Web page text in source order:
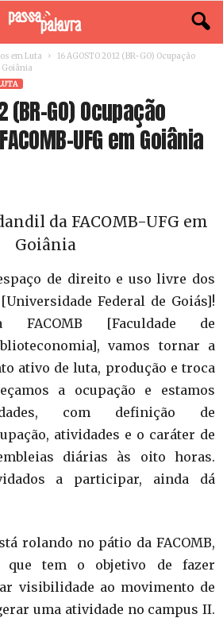
em Luta
16 AGOSTO 2012 (BR-GO) Ocupação
Goiânia
(BR-GO) Ocupação
UFG em Goiânia
da FACOMB-UFG em
Goiânia
de direito e uso livre dos
Federal de Goiás]!
FACOMB [Faculdade de
vamos tornar a
ativo de luta, produção e troca
a ocupação e estamos
com definição de
atividades e o caráter de
diárias às oito horas.
a participar, ainda dá
rolando no pátio da FACOMB,
que tem o objetivo de fazer
visibilidade ao movimento de
uma atividade no campus II.